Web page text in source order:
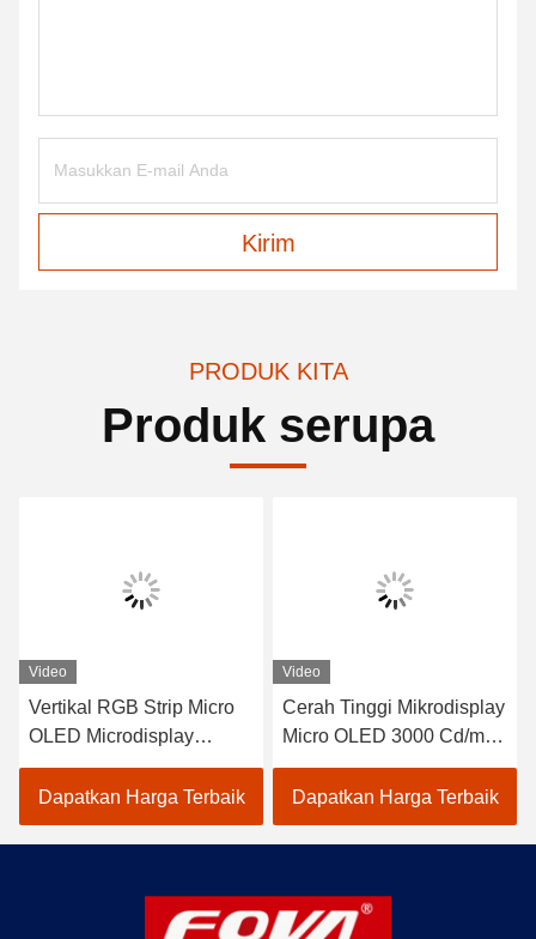
Kirim
PRODUK KITA
Produk serupa
Video
Vertikal RGB Strip Micro
OLED Microdisplay
dengan Kecerahan
Maksimum 3000 Cd/m2
dan Area Aktif 15,19mm ×
14,36mm
Dapatkan Harga Terbaik
Video
Cerah Tinggi Mikrodisplay
Micro OLED 3000 Cd/m2
Area Aktif
15.19mm×14.36mm Strip
RGB Vertikal Penyusunan
Pixel Warna
Dapatkan Harga Terbaik